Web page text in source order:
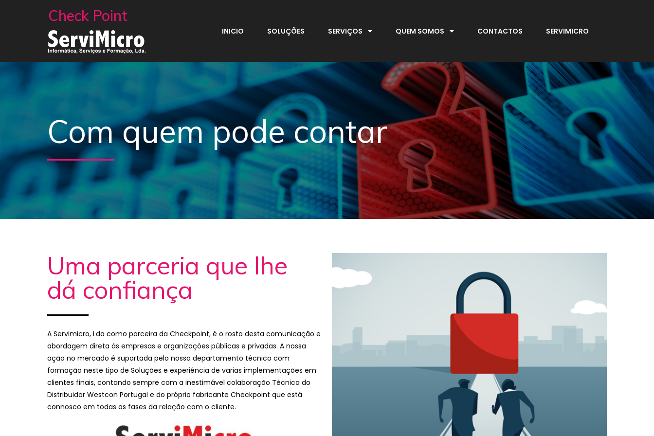
Check Point
INICIO SOLUÇÕES SERVIÇOS QUEM SOMOS CONTACTOS SERVIMICRO
Com quem pode contar
Uma parceria que lhe
dá confiança
A Servimicro, Lda como parceira da Checkpoint, é o rosto desta comunicação e
abordagem direta ás empresas e organizações públicas e privadas. A nossa
ação no mercado é suportada pelo nosso departamento técnico com
formação neste tipo de Soluções e experiência de varias implementações em
clientes finais, contando sempre com a inestimável colaboração Técnica do
Distribuidor Westcon Portugal e do próprio fabricante Checkpoint que está
connosco em todas as fases da relação com o cliente.